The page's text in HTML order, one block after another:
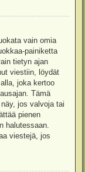
vain omia
painiketta
tietyn ajan
viestiin, löydät
joka kertoo
Tämä
jos valvoja tai
pienen
halutessaan.
viestejä, jos